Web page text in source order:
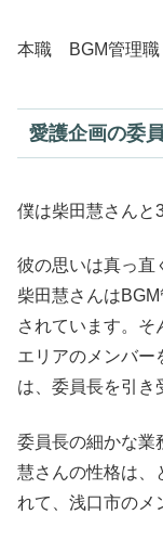
本職 BGM管理職
愛護企画の委
僕は柴田慧さんと
彼の思いは真っ直
柴田慧さんは
されています。そ
エリアのメンバー
は、委員長を引き
委員長の細かな業
慧さんの性格は、
れて、浅口市のメ